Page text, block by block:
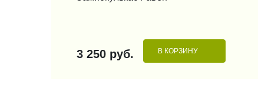
3 250 руб. В КОРЗИНУ